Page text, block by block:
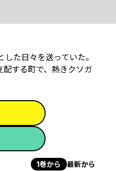
た日々を送っていた。
する町で、熱きクソガ
1巻から 最新から